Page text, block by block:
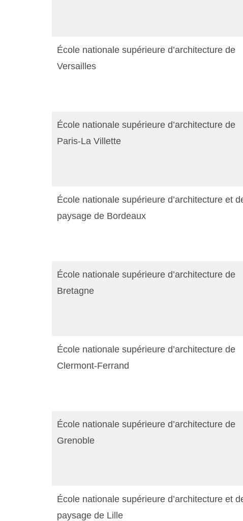
École nationale supérieure d’architecture de
Versailles
École nationale supérieure d’architecture de
Paris-La Villette
École nationale supérieure d’architecture et
paysage de Bordeaux
École nationale supérieure d’architecture de
Bretagne
École nationale supérieure d’architecture de
Clermont-Ferrand
École nationale supérieure d’architecture de
Grenoble
École nationale supérieure d’architecture et
paysage de Lille